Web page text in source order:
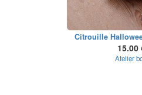
Citrouille
15.00
Atelier